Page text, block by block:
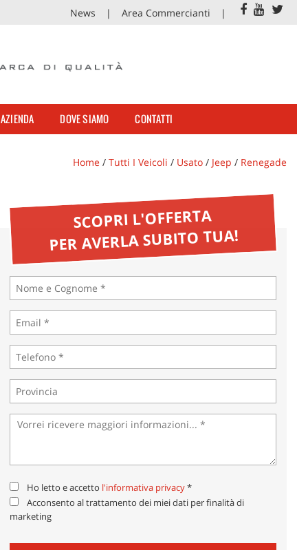
News Area Commercianti
AZIENDA DOVE SIAMO CONTATTI
Home / Tutti I Veicoli / Usato / Jeep / Renegade
SCOPRI L'OFFERTA
PER AVERLA SUBITO TUA!
Ho letto e accetto l'informativa privacy*
Acconsento al trattamento dei miei dati per finalità di
marketing